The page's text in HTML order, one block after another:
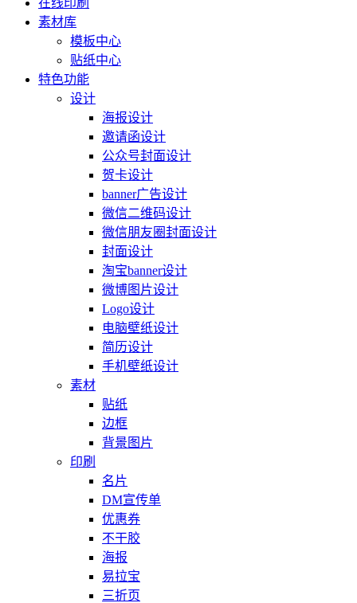
在线印刷
素材库
模板中心
贴纸中心
特色功能
设计
海报设计
邀请函设计
公众号封面设计
贺卡设计
banner广告设计
微信二维码设计
微信朋友圈封面设计
封面设计
淘宝banner设计
微博图片设计
Logo设计
电脑壁纸设计
简历设计
手机壁纸设计
素材
贴纸
边框
背景图片
印刷
名片
DM宣传单
优惠券
不干胶
海报
易拉宝
三折页